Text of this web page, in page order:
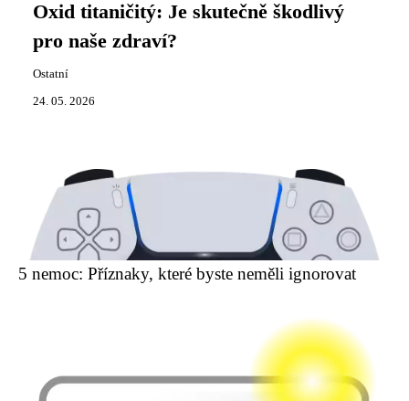
Oxid titaničitý: Je skutečně škodlivý
pro naše zdraví?
Ostatní
24. 05. 2026
5 nemoc: Příznaky, které byste neměli ignorovat